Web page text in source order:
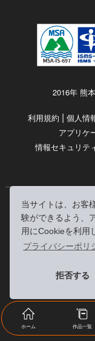
当サイトは、お客
験ができるよう、
用にCookieを利用
プライバシーポリ
拒否する
2016年 熊
利用規約 | 個人情
アプリケ
情報セキュリテ
（kikubon/キ
株
ホーム 作品一覧